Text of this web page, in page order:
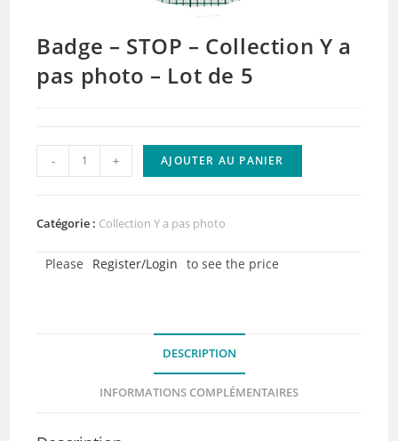
Badge – STOP – Collection Y a
pas photo – Lot de 5
quantité
de
-
- + AJOUTER AU PANIER
Catégorie : Collection Y a pas photo
Please Register/Login to see the price
DESCRIPTION
INFORMATIONS COMPLÉMENTAIRES